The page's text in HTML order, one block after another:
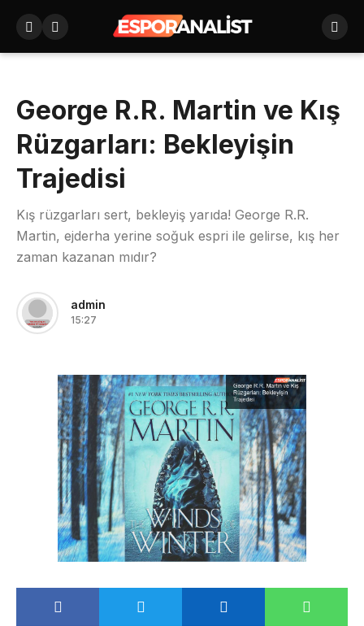
George R.R. Martin ve Kış
Rüzgarları: Bekleyişin
Trajedisi
Kış rüzgarları sert, bekleyiş yarıda! George R.R.
Martin, ejderha yerine soğuk espri ile gelirse, kış her
zaman kazanan mıdır?
admin
15:27